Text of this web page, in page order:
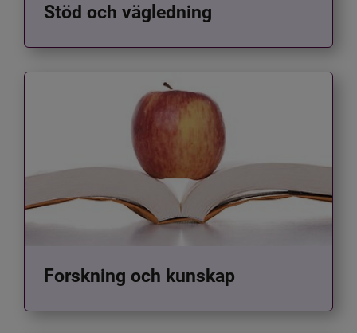
Stöd och vägledning
Forskning och kunskap